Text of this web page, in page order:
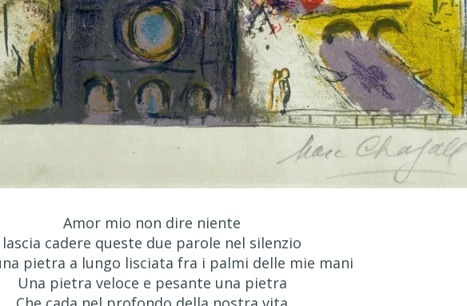
Amor mio non dire niente
lascia cadere queste due parole nel silenzio
pietra a lungo lisciata fra i palmi delle mie mani
Una pietra veloce e pesante una pietra